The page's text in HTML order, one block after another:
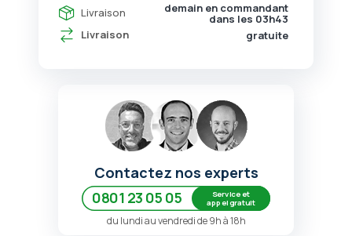
Livraison demain en commandant
dans les 03h43
Livraison
gratuite
Contactez nos experts
0801 23 05 05
Service et
appel gratuit
du lundi au vendredi de 9h à 18h